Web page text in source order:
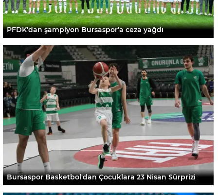
PFDK'dan şampiyon Bursaspor'a ceza yağdı
Bursaspor Basketbol'dan Çocuklara 23 Nisan Sürprizi